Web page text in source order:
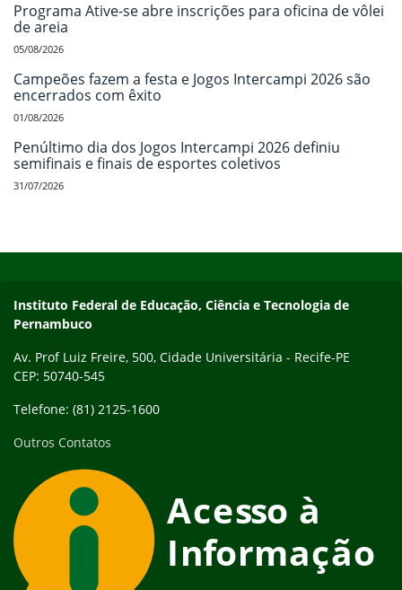
Programa Ative-se abre inscrições para oficina de vôlei
de areia
05/08/2026
Campeões fazem a festa e Jogos Intercampi 2026 são
encerrados com êxito
01/08/2026
Penúltimo dia dos Jogos Intercampi 2026 definiu
semifinais e finais de esportes coletivos
31/07/2026
Instituto Federal de Educação, Ciência e Tecnologia de
Pernambuco
Av. Prof Luiz Freire, 500, Cidade Universitária - Recife-PE
CEP: 50740-545
Telefone: (81) 2125-1600
Outros Contatos